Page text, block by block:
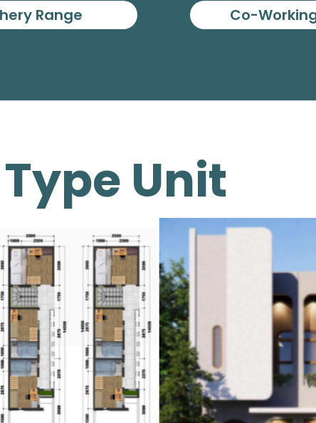
Range Co-
Unit